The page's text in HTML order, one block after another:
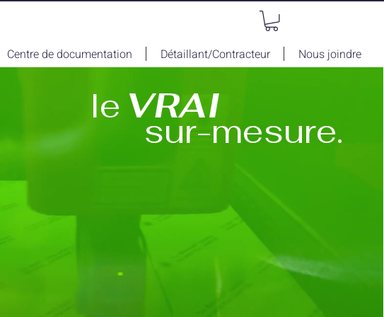
Centre de documentation Détaillant/Contracteur Nous joindre
le VRAI
sur-mesure.